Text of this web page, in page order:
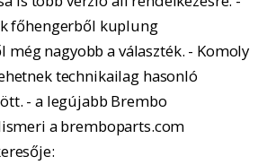
főhengerből kuplung
nagyobb a választék. - Komoly
technikailag hasonló
- a legújabb Brembo
a bremboparts.com